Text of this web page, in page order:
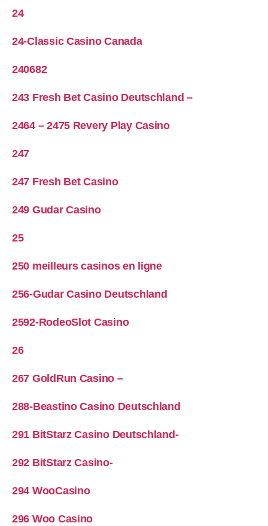
24
24-Classic Casino Canada
240682
243 Fresh Bet Casino Deutschland –
2464 – 2475 Revery Play Casino
247
247 Fresh Bet Casino
249 Gudar Casino
25
250 meilleurs casinos en ligne
256-Gudar Casino Deutschland
2592-RodeoSlot Casino
26
267 GoldRun Casino –
288-Beastino Casino Deutschland
291 BitStarz Casino Deutschland-
292 BitStarz Casino-
294 WooCasino
296 Woo Casino